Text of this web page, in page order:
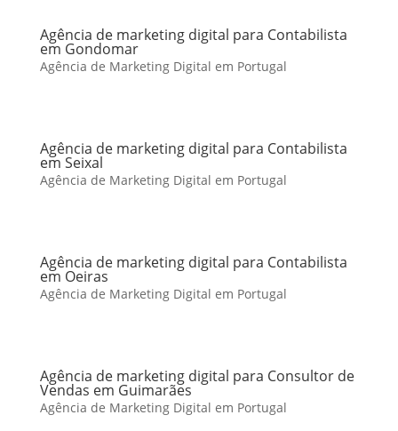
Agência de marketing digital para Contabilista
em Gondomar
Agência de Marketing Digital em Portugal
Agência de marketing digital para Contabilista
em Seixal
Agência de Marketing Digital em Portugal
Agência de marketing digital para Contabilista
em Oeiras
Agência de Marketing Digital em Portugal
Agência de marketing digital para Consultor de
Vendas em Guimarães
Agência de Marketing Digital em Portugal